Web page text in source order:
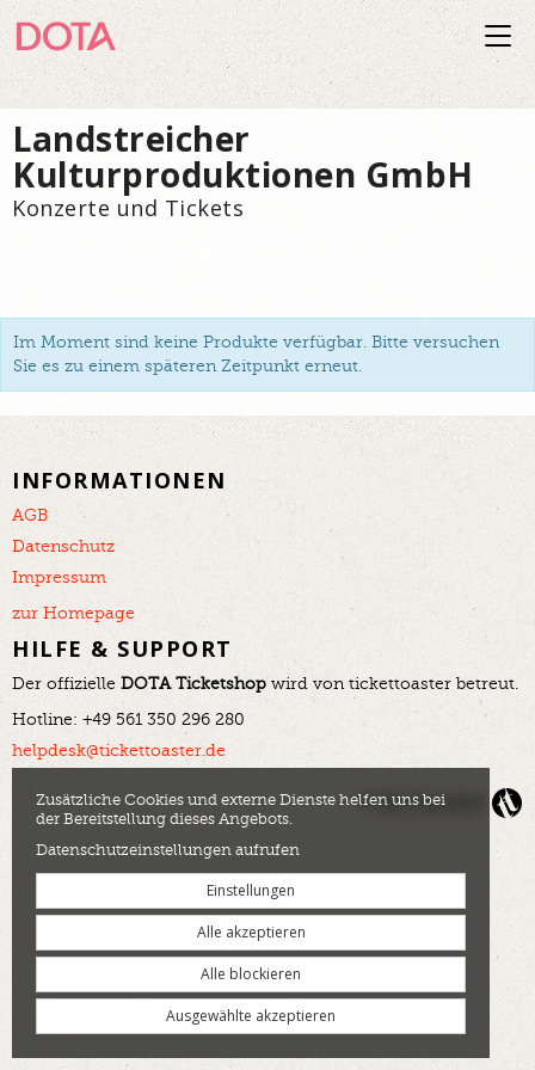
Landstreicher
Kulturproduktionen GmbH
Konzerte und Tickets
Im Moment sind keine Produkte verfügbar. Bitte versuchen
Sie es zu einem späteren Zeitpunkt erneut.
INFORMATIONEN
AGB
Datenschutz
Impressum
zur Homepage
HILFE & SUPPORT
Der offizielle DOTA Ticketshop wird von tickettoaster betreut.
Hotline: +49 561 350 296 280
helpdesk@tickettoaster.de
Zusätzliche Cookies und externe Dienste helfen uns bei
der Bereitstellung dieses Angebots.
Datenschutzeinstellungen aufrufen
Einstellungen
Alle akzeptieren
Alle blockieren
Ausgewählte akzeptieren